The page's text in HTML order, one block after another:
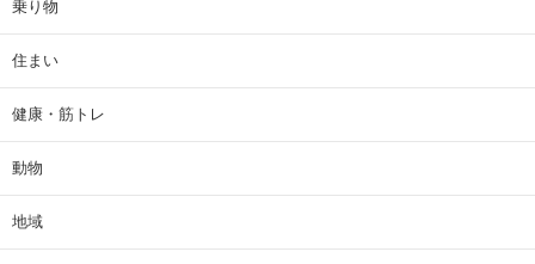
乗り物
住まい
健康・筋トレ
動物
地域